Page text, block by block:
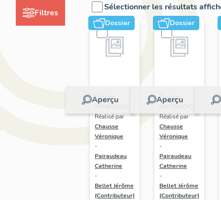
Filtres
Sélectionner les résultats
Dossier
Aperçu
Dossier
Réalisé par
Chausse
Véronique
-
Pairaudeau
Catherine
-
Bellet Jérôme
(Contributeur)
Dossier
Aperçu
Dossier
Réalisé par
Chausse
Véronique
-
Pairaudeau
Catherine
-
Bellet Jérôme
(Contributeur)